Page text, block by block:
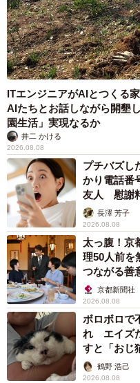
ITエンジニアがAIとつくる
AIたちとお話しながら開
園生活」実現なるか
井二 かける
2026.08.08
プチバズし
かり電話番
友人 慰謝
解説】長澤 芳子
2026.08.08
太っ腹！京
理50人前を
つながる善
京都新聞社
2026.08.08
ボロボロで
れ エイズ
すと「おじ
鶴野 浩己
2026.08.08